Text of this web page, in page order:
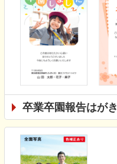
卒業卒園報告はがき